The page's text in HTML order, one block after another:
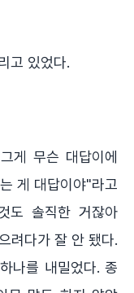
고 있었다.
게 무슨 대답이에
게 대답이야"라고
도 솔직한 거잖아
려다가 잘 안 됐다.
나를 내밀었다. 종